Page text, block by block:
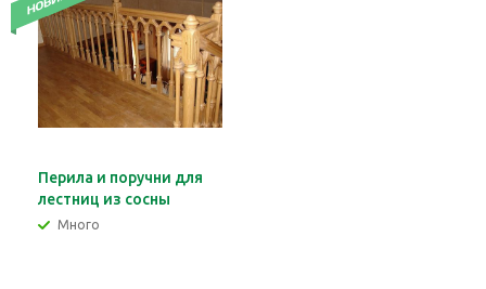
Перила и поручни для
лестниц из сосны
Много